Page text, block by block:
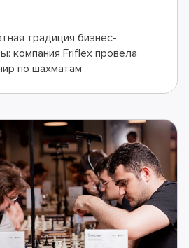
традиция бизнес-
компания Friflex провела
по шахматам